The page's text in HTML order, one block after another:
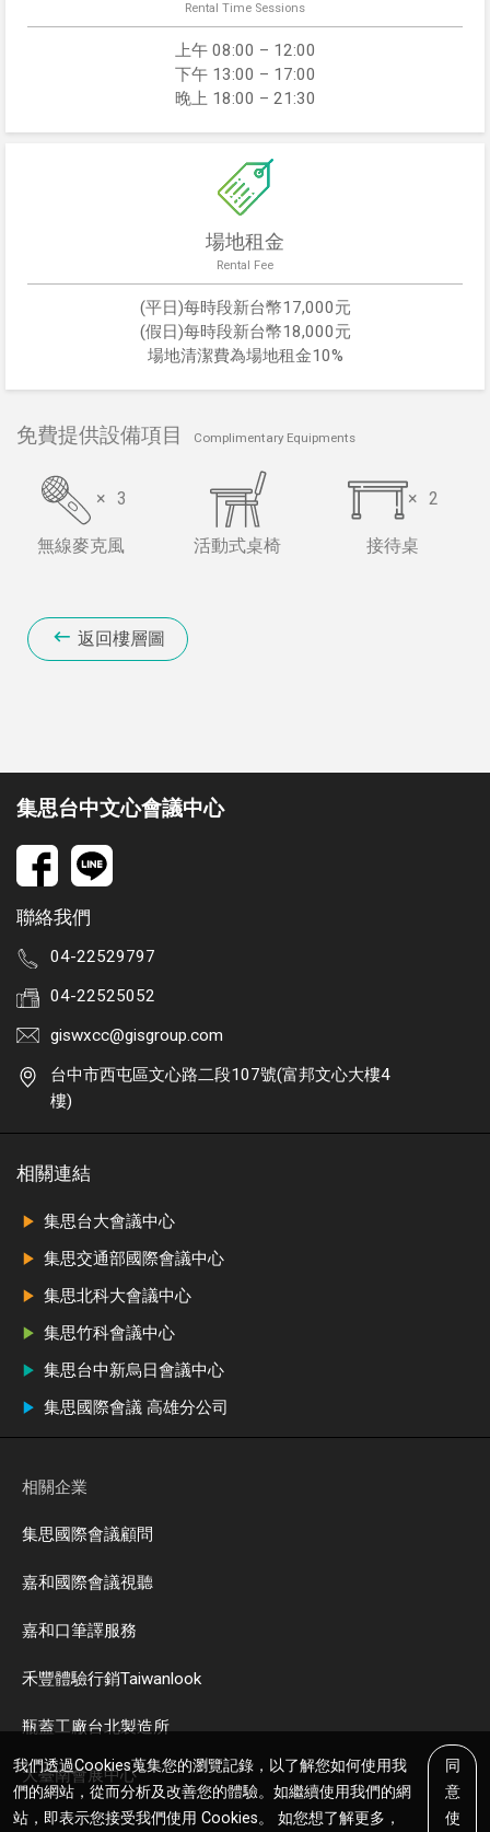
Rental Time Sessions
上午 08:00 – 12:00
下午 13:00 – 17:00
晚上 18:00 – 21:30
場地租金
Rental Fee
(平日)每時段新台幣17,000元
(假日)每時段新台幣18,000元
場地清潔費為場地租金10%
免費提供設備項目 Complimentary Equipments
× 3
無線麥克風 活動式桌椅
× 2
接待桌
返回樓層圖
集思台中文心會議中心
聯絡我們
04-22529797
04-22525052
giswxcc@gisgroup.com
台中市西屯區文心路二段107號(富邦文心大樓4
樓)
相關連結
集思台大會議中心
集思交通部國際會議中心
集思北科大會議中心
集思竹科會議中心
集思台中新烏日會議中心
集思國際會議 高雄分公司
相關企業
集思國際會議顧問
嘉和國際會議視聽
嘉和口筆譯服務
禾豐體驗行銷Taiwanlook
瓶蓋工廠台北製造所
大臺南會展中心
同
意
使
我們透過Cookies蒐集您的瀏覽記錄，以了解您如何使用我
們的網站，從而分析及改善您的體驗。如繼續使用我們的網
站，即表示您接受我們使用 Cookies。 如您想了解更多，